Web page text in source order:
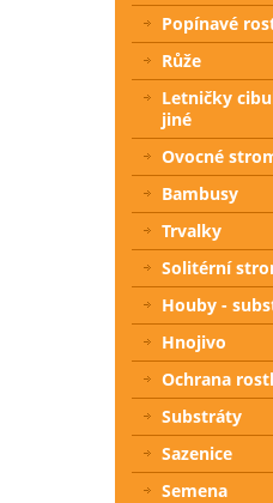
Popínavé
Růže
Letničky
jiné
Ovocné
Bambusy
Trvalky
Solitérní
Houby -
Hnojivo
Ochrana
Substráty
Sazenice
Semena